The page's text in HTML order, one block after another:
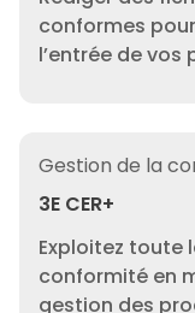
conformes
l’entrée de vos
Gestion de la
3E CER+
Exploitez toute
conformité en
gestion des